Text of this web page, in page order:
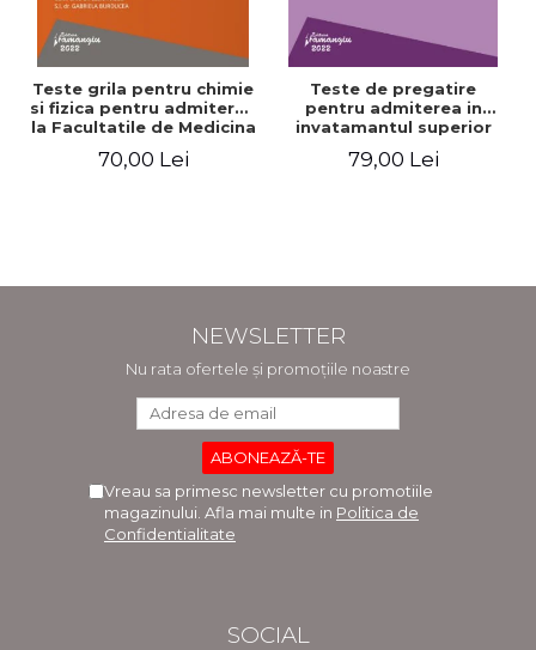
Teste grila pentru chimie
si fizica pentru admiterea
la Facultatile de Medicina
Editia a II-a - Raluca
70,00 Lei
Teste de pregatire
pentru admiterea in
invatamantul superior
Daniel Cochior, Minerva
79,00 Lei
NEWSLETTER
Nu rata ofertele și promoțiile noastre
Vreau sa primesc newsletter cu promotiile
magazinului. Afla mai multe in Politica de
Confidentialitate
SOCIAL